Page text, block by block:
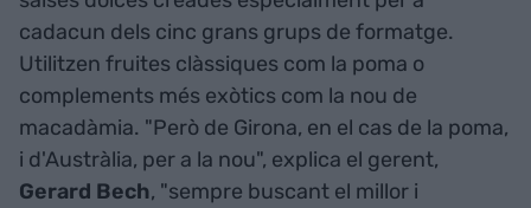
cadacun dels cinc grans grups de formatge.
Utilitzen fruites clàssiques com la poma o
complements més exòtics com la nou de
macadàmia. "Però de Girona, en el cas de la poma,
i d'Austràlia, per a la nou", explica el gerent,
Gerard Bech, "sempre buscant el millor i